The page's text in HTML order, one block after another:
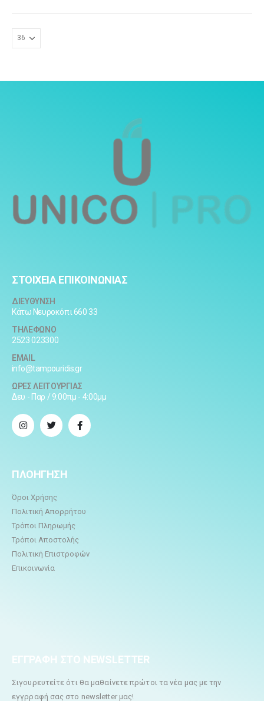
ΣΤΟΙΧΕΙΑ ΕΠΙΚΟΙΝΩΝΙΑΣ
ΔΙΕΥΘΥΝΣΗ
Κάτω Νευροκόπι 660 33
ΤΗΛΕΦΩΝΟ
2523 023300
EMAIL
info@tampouridis.gr
ΩΡΕΣ ΛΕΙΤΟΥΡΓΙΑΣ
Δευ - Παρ / 9:00πμ - 4:00μμ
ΠΛΟΗΓΗΣΗ
Όροι Χρήσης
Πολιτική Απορρήτου
Τρόποι Πληρωμής
Τρόποι Αποστολής
Πολιτική Επιστροφών
Επικοινωνία
ΕΓΓΡΑΦΗ ΣΤΟ NEWSLETTER
Σιγουρευτείτε ότι θα μαθαίνετε πρώτοι τα νέα μας με την
εγγρραφή σας στο newsletter μας!